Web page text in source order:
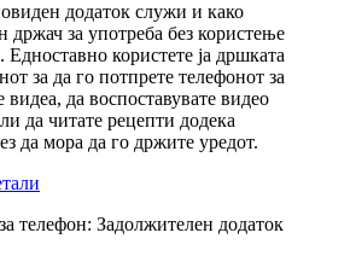
додаток служи и како
држач за употреба без користење
Едноставно користете ја дршката
за да го потпрете телефонот за
видеа, да воспоставувате видео
да читате рецепти додека
да мора да го држите уредот.